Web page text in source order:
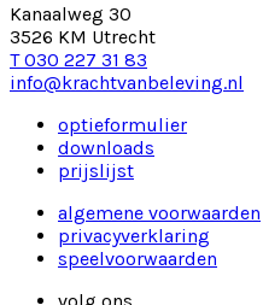
Kanaalweg 30
3526 KM Utrecht
T 030 227 31 83
info@krachtvanbeleving.nl
optieformulier
downloads
prijslijst
algemene voorwaarden
privacyverklaring
speelvoorwaarden